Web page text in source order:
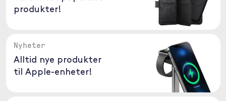
produkter!
Nyheter
Alltid nye produkter
til Apple-enheter!